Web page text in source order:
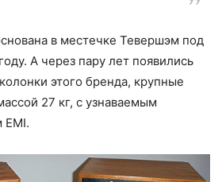
в местечке Тевершэм под
А через пару лет появились
этого бренда, крупные
27 кг, с узнаваемым
EMI.